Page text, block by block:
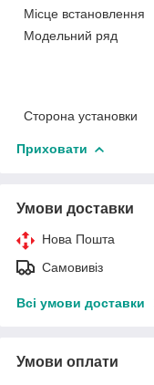
Місце встановлення
Модельний ряд
Сторона установки
Приховати
Умови доставки
Нова Пошта
Самовивіз
Всі умови доставки
Умови оплати